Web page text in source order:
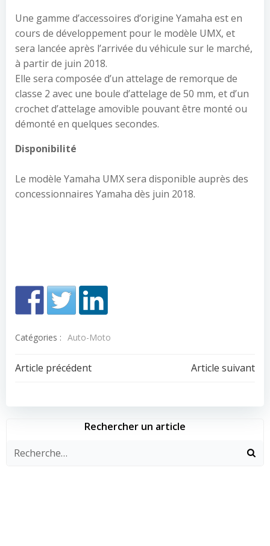
Une gamme d’accessoires d’origine Yamaha est en
cours de développement pour le modèle UMX, et
sera lancée après l’arrivée du véhicule sur le marché,
à partir de juin 2018.
Elle sera composée d’un attelage de remorque de
classe 2 avec une boule d’attelage de 50 mm, et d’un
crochet d’attelage amovible pouvant être monté ou
démonté en quelques secondes.
Disponibilité
Le modèle Yamaha UMX sera disponible auprès des
concessionnaires Yamaha dès juin 2018.
Catégories : Auto-Moto
Navigation
de
l’article
Article précédent
Navigation
de
l’article
Article suivant
Rechercher un article